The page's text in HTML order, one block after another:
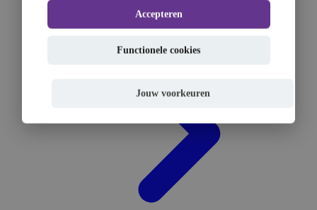
Accepteren
Functionele cookies
Jouw voorkeuren